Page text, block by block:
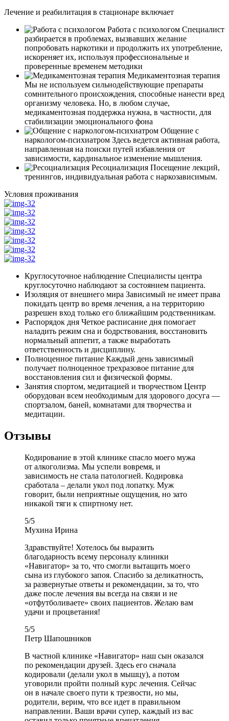
Лечение и реабилитация в стационаре включает
Работа с психологом Специалист
разбирается в проблемах, вызвавших желание
попробовать наркотики и продолжить их употребление,
искореняет их, используя профессиональные и
проверенные временем методики
Медикаментозная терапия
Мы не используем сильнодействующие препараты
сомнительного происхождения, способные нанести вред
организму человека. Но, в любом случае,
медикаментозная поддержка нужна, в частности, для
стабилизации эмоционального фона
Общение с
наркологом-психиатром Здесь ведется активная работа,
направленная на поиски путей избавления от
зависимости, кардинальное изменение мышления.
Ресоциализация Посещение лекций,
тренингов, индивидуальная работа с наркозависимым.
Условия проживания
Круглосуточное наблюдение Специалисты центра
круглосуточно наблюдают за состоянием пациента.
Изоляция от внешнего мира Зависимый не имеет права
покидать центр во время лечения, а на территорию
разрешен вход только его ближайшим родственникам.
Распорядок дня Четкое расписание дня помогает
наладить режим сна и бодрствования, восстановить
нормальный аппетит, а также выработать
ответственность и дисциплину.
Полноценное питание Каждый день зависимый
получает полноценное трехразовое питание для
восстановления сил и физической формы.
Занятия спортом, медитацией и творчеством Центр
оборудован всем необходимым для здорового досуга —
спортзалом, баней, комнатами для творчества и
медитации.
Отзывы
Кодирование в этой клинике спасло моего мужа
от алкоголизма. Мы успели вовремя, и
зависимость не стала патологией. Кодировка
сработала – делали укол под лопатку. Муж
говорит, были неприятные ощущения, но зато
никакой тяги к спиртному нет.
5/5
Мухина Ирина
Здравствуйте! Хотелось бы выразить
благодарность всему персоналу клиники
«Навигатор» за то, что смогли вытащить моего
сына из глубокого запоя. Спасибо за деликатность,
за развернутые ответы и рекомендации, за то, что
даже после лечения вы всегда на связи и не
«отфутболиваете» своих пациентов. Желаю вам
удачи и процветания!
5/5
Петр Шапошников
В частной клинике «Навигатор» наш сын оказался
по рекомендации друзей. Здесь его сначала
кодировали (делали укол в мышцу), а потом
уговорили пройти полный курс лечения. Сейчас
он в начале своего пути к трезвости, но мы,
родители, верим, что все идет в правильном
направлении. Ваши врачи супер, каждый из вас